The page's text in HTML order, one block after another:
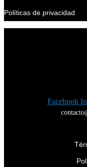
Políticas de privacidad
Facebook